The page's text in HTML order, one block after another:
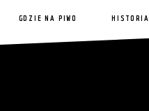
GDZIE NA PIWO HISTORIA